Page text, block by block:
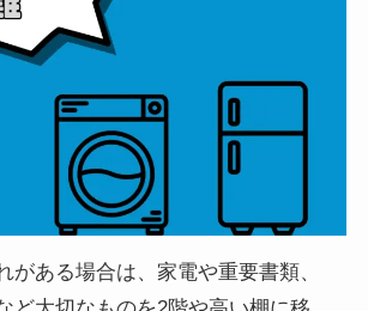
がある場合は、家電や重要書類、